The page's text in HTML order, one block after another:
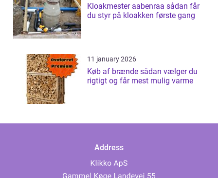
Kloakmester aabenraa sådan får
du styr på kloakken første gang
11 january 2026
Køb af brænde sådan vælger du
rigtigt og får mest mulig varme
Address